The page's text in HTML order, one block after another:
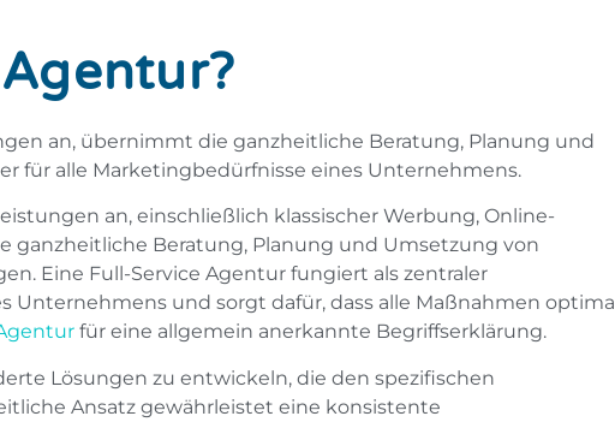
an, übernimmt die ganzheitliche Beratung, Planung und
für alle Marketingbedürfnisse eines Unternehmens.
an, einschließlich klassischer Werbung, Online-
ganzheitliche Beratung, Planung und Umsetzung von
Eine Full-Service Agentur fungiert als zentraler
und sorgt dafür, dass alle Maßnahmen optimal
für eine allgemein anerkannte Begriffserklärung.
Lösungen zu entwickeln, die den spezifischen
Ansatz gewährleistet eine konsistente